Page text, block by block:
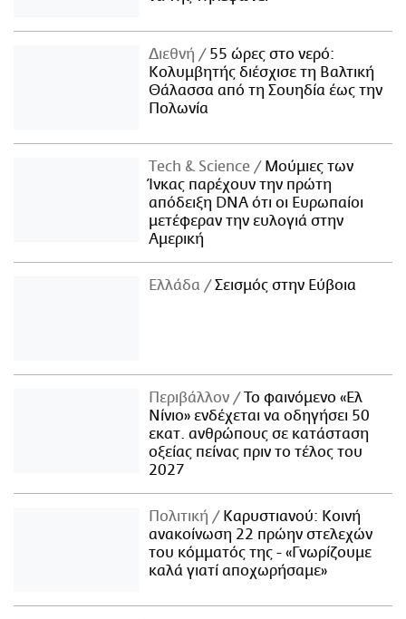
Διεθνή
55 ώρες στο νερό:
Κολυμβητής διέσχισε τη Βαλτική
Θάλασσα από τη Σουηδία έως την
Πολωνία
Τech & Science
Μούμιες των
Ίνκας παρέχουν την πρώτη
απόδειξη DNA ότι οι Ευρωπαίοι
μετέφεραν την ευλογιά στην
Αμερική
Ελλάδα Σεισμός στην Εύβοια
Περιβάλλον
Το φαινόμενο «Ελ
Νίνιο» ενδέχεται να οδηγήσει 50
εκατ. ανθρώπους σε κατάσταση
οξείας πείνας πριν το τέλος του
2027
Πολιτική
Καρυστιανού: Κοινή
ανακοίνωση 22 πρώην στελεχών
του κόμματός της - «Γνωρίζουμε
καλά γιατί αποχωρήσαμε»